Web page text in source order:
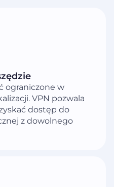
ograniczone w
VPN pozwala
dostęp do
z dowolnego